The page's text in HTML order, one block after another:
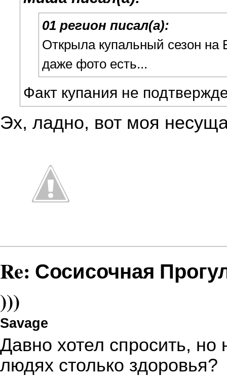
01 регион писал(а):
Открыла купальный сезон на
даже фото есть...
Факт купания не
Эх, ладно, вот моя
Re: Сосисочная
)))
Savage
Давно хотел спросить, но
людях столько здоровья?